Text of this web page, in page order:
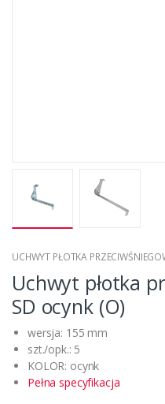
UCHWYT PŁOTKA
Uchwyt płotka
SD ocynk (O)
wersja: 155 mm
szt./opk.: 5
KOLOR: ocynk
Pełna specyfikacja